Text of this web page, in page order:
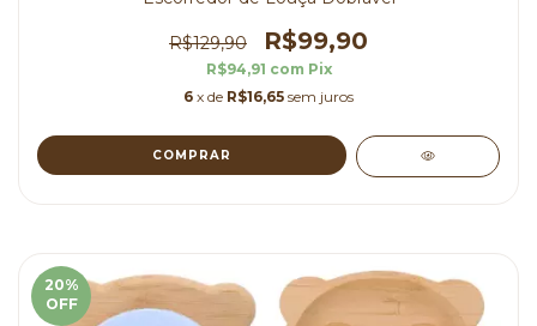
R$129,90 R$99,90
R$94,91 com Pix
6 x de R$16,65 sem juros
20%
OFF